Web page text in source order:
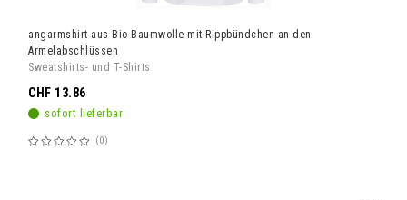
angarmshirt aus Bio-Baumwolle mit Rippbündchen an den
Ärmelabschlüssen
Sweatshirts- und T-Shirts
sofort lieferbar
Bewertung:
0
CHF 13.86